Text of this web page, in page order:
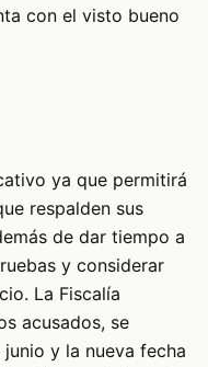
con el visto bueno
ya que permitirá
respalden sus
de dar tiempo a
y considerar
La Fiscalía
acusados, se
y la nueva fecha